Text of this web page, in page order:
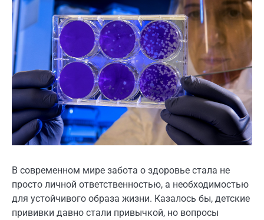
В современном мире забота о здоровье стала не
просто личной ответственностью, а необходимостью
для устойчивого образа жизни. Казалось бы, детские
прививки давно стали привычкой, но вопросы